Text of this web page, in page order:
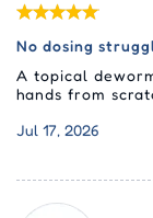
No dosing
A topical
hands from
Jul 17, 2026